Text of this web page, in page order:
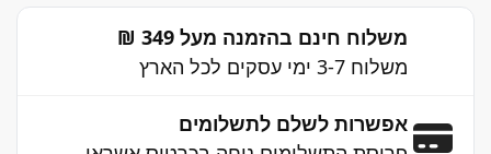
משלוח חינם בהזמנה מעל 349 ₪
משלוח 3-7 ימי עסקים לכל הארץ
אפשרות לשלם לתשלומים